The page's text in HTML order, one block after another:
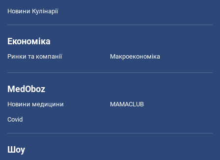
Новини Кулінарії
Економіка
Ринки та компанії Макроекономіка
MedOboz
Новини медицини MAMACLUB
Covid
Шоу